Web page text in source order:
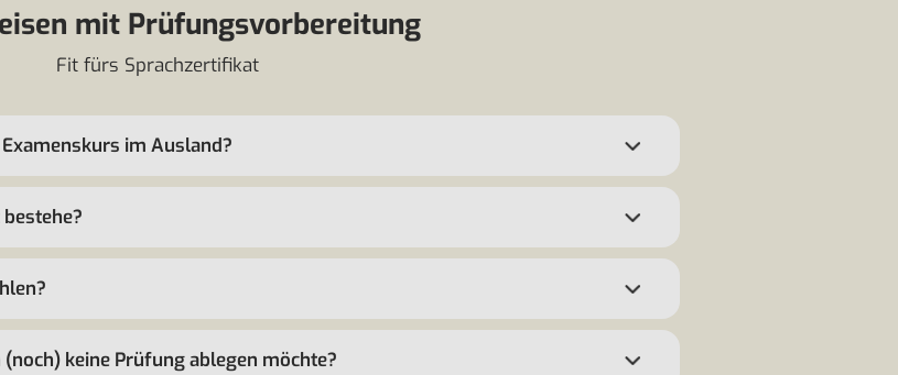
mit Prüfungsvorbereitung
Fit fürs Sprachzertifikat
im Ausland?
keine Prüfung ablegen möchte?